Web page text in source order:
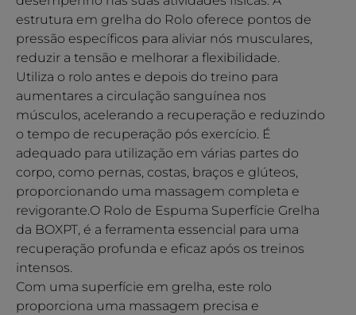
estrutura em grelha do Rolo oferece pontos de
pressão específicos para aliviar nós musculares,
reduzir a tensão e melhorar a flexibilidade.
Utiliza o rolo antes e depois do treino para
aumentares a circulação sanguínea nos
músculos, acelerando a recuperação e reduzindo
o tempo de recuperação pós exercício. É
adequado para utilização em várias partes do
corpo, como pernas, costas, braços e glúteos,
proporcionando uma massagem completa e
revigorante.O Rolo de Espuma Superfície Grelha
da BOXPT, é a ferramenta essencial para uma
recuperação profunda e eficaz após os treinos
intensos.
Com uma superfície em grelha, este rolo
proporciona uma massagem precisa e